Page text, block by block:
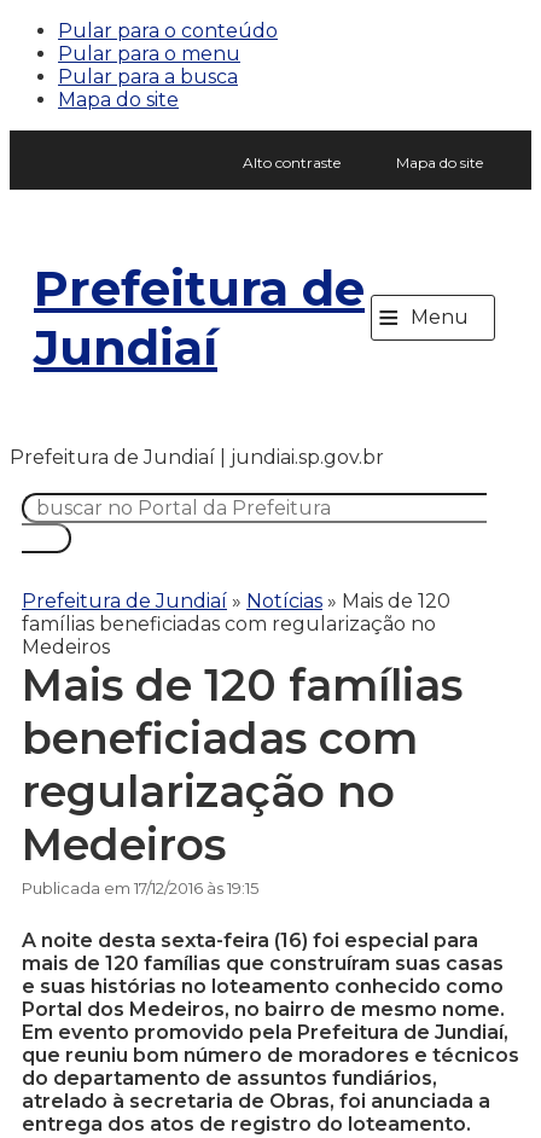
Pular para o conteúdo
Pular para o menu
Pular para a busca
Mapa do site
Alto contraste Mapa do site
Prefeitura de
Jundiaí
≡ Menu
Prefeitura de Jundiaí | jundiai.sp.gov.br
Prefeitura de Jundiaí » Notícias » Mais de 120
famílias beneficiadas com regularização no
Medeiros
Mais de 120 famílias
beneficiadas com
regularização no
Medeiros
Publicada em 17/12/2016 às 19:15
A noite desta sexta-feira (16) foi especial para
mais de 120 famílias que construíram suas casas
e suas histórias no loteamento conhecido como
Portal dos Medeiros, no bairro de mesmo nome.
Em evento promovido pela Prefeitura de Jundiaí,
que reuniu bom número de moradores e técnicos
do departamento de assuntos fundiários,
atrelado à secretaria de Obras, foi anunciada a
entrega dos atos de registro do loteamento.